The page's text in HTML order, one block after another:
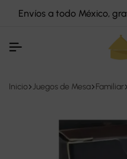
Envíos a todo México,
Inicio Juegos de Mesa Familiar